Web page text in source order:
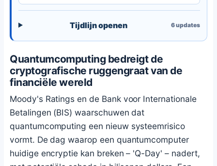
Tijdlijn openen 6updates
Quantumcomputing bedreigt de
cryptografische ruggengraat van de
financiële wereld
Moody's Ratings en de Bank voor Internationale
Betalingen (BIS) waarschuwen dat
quantumcomputing een nieuw systeemrisico
vormt. De dag waarop een quantumcomputer
huidige encryptie kan breken – 'Q-Day' – nadert,